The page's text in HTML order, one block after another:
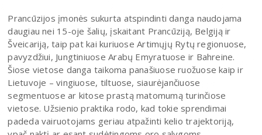
Prancūzijos įmonės sukurta atspindinti danga naudojama
daugiau nei 15-oje šalių, įskaitant Prancūziją, Belgiją ir
Šveicariją, taip pat kai kuriuose Artimųjų Rytų regionuose,
pavyzdžiui, Jungtiniuose Arabų Emyratuose ir Bahreine.
Šiose vietose danga taikoma panašiuose ruožuose kaip ir
Lietuvoje – vingiuose, tiltuose, siaurėjančiuose
segmentuose ar kitose prastą matomumą turinčiose
vietose. Užsienio praktika rodo, kad tokie sprendimai
padeda vairuotojams geriau atpažinti kelio trajektoriją,